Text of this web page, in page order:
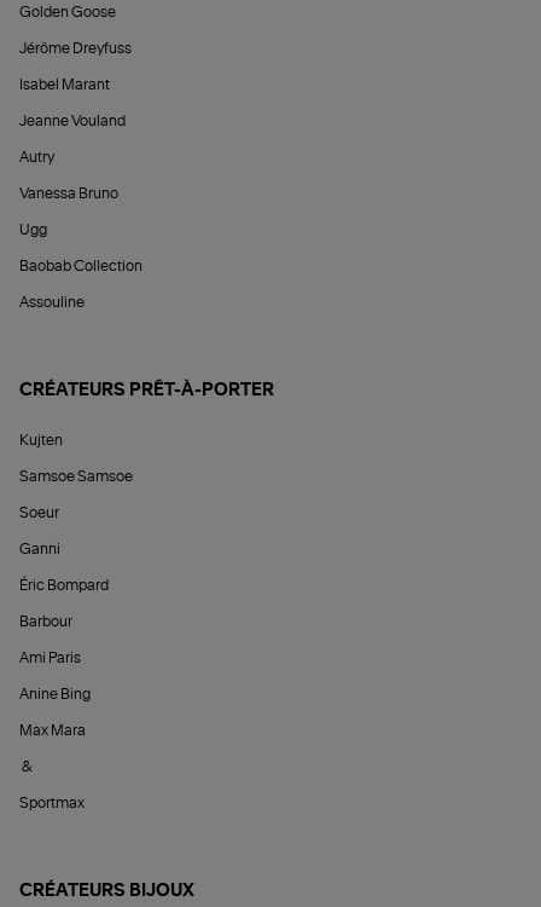
Golden Goose
Jérôme Dreyfuss
Isabel Marant
Jeanne Vouland
Autry
Vanessa Bruno
Ugg
Baobab Collection
Assouline
CRÉATEURS PRÊT-À-PORTER
Kujten
Samsoe Samsoe
Soeur
Ganni
Éric Bompard
Barbour
Ami Paris
Anine Bing
Max Mara
&
Sportmax
CRÉATEURS BIJOUX